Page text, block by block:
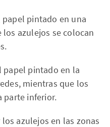
pintado en una
azulejos se colocan
papel pintado en la
mientras que los
parte inferior.
azulejos en las zonas